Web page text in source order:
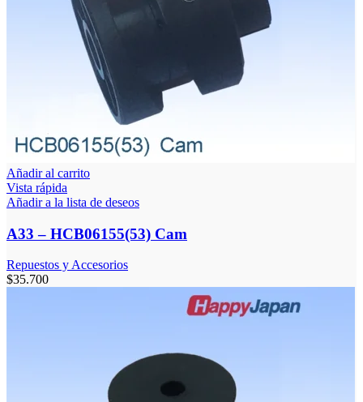
Añadir al carrito
Vista rápida
Añadir a la lista de deseos
A33 – HCB06155(53) Cam
Repuestos y Accesorios
$35.700